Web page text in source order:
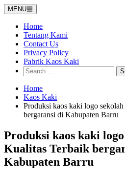
Skip
to
content
MENU
Home
Tentang Kami
Contact Us
Privacy Policy
Pabrik Kaos Kaki
Search
for:
Home
Kaos Kaki
Produksi kaos kaki logo
bergaransi di Kabupaten Barru
Produksi kaos kaki
Kualitas Terbaik
Kabupaten Barru